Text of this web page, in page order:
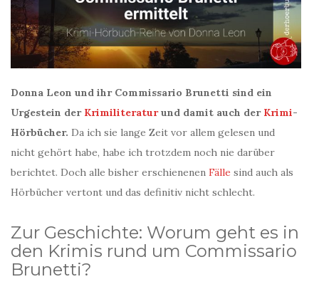
Donna Leon und ihr Commissario Brunetti sind ein
Urgestein der Krimiliteraturund damit auch der Krimi-
Hörbücher. Da ich sie lange Zeit vor allem gelesen und
nicht gehört habe, habe ich trotzdem noch nie darüber
berichtet. Doch alle bisher erschienenen Fälle sind auch als
Hörbücher vertont und das definitiv nicht schlecht.
Zur Geschichte: Worum geht es in
den Krimis rund um Commissario
Brunetti?